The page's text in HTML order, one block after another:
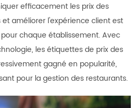
efficacement les prix des
améliorer l'expérience client est
chaque établissement. Avec
les étiquettes de prix des
gagné en popularité,
pour la gestion des restaurants.